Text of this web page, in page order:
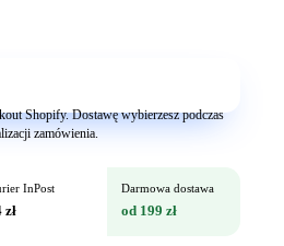
Shopify. Dostawę wybierzesz podczas
zamówienia.
InPost
zł
Darmowa dostawa
od 199 zł